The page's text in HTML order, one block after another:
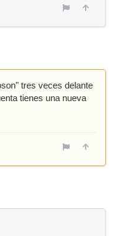
tres veces delante
tienes una nueva